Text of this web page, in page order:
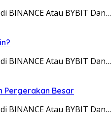
BINANCE Atau BYBIT Dan…
BINANCE Atau BYBIT Dan…
Pergerakan Besar
BINANCE Atau BYBIT Dan…